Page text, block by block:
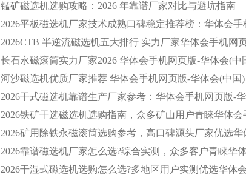
锰矿磁选机选购攻略：2026 年靠谱厂家对比与避坑指南